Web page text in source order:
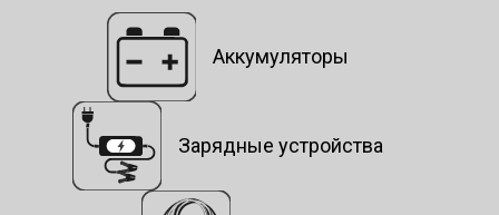
Аккумуляторы
Зарядные устройства